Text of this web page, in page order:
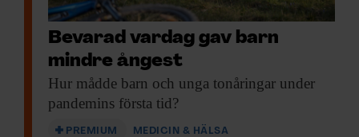
Bevarad vardag gav barn
mindre ångest
Hur mådde barn och unga tonåringar under
pandemins första tid?
PREMIUM MEDICIN & HÄLSA